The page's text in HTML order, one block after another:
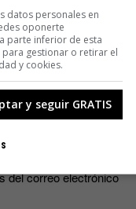
editan al año. Las
del correo electrónico
datos personales en
oponerte
parte inferior de esta
para gestionar o retirar el
y cookies.
y seguir GRATIS